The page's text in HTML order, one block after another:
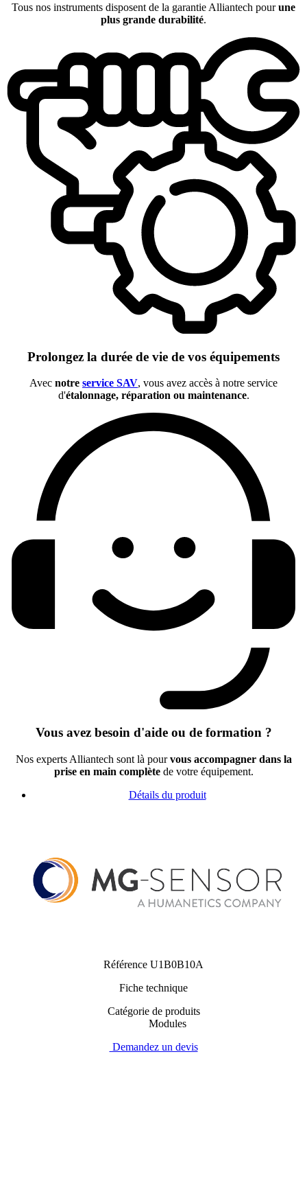
Tous nos instruments disposent de la garantie Alliantech pourune
plus grande durabilité.
Prolongez la durée de vie de vos équipements
Avec notre service SAV, vous avez accès à notre service
d'étalonnage, réparation ou maintenance.
Vous avez besoin d'aide ou de formation ?
Nos experts Alliantech sont là pourvous accompagner dans la
prise en main complètede votre équipement.
Détails du produit
Référence U1B0B10A
Fiche technique
Catégorie de produits
Modules
Demandez un devis